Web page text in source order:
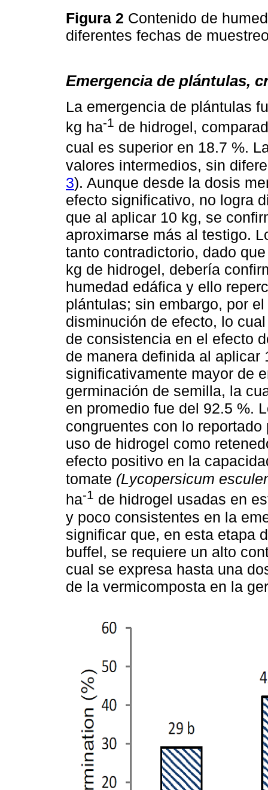
Figura 2 Contenido de
diferentes fechas de
Emergencia de plántulas,
La emergencia de plántulas
kg ha-1 de hidrogel,
cual es superior en 18.7 %.
valores intermedios, sin
3). Aunque desde la dosis
efecto significativo, no logra
que al aplicar 10 kg, se
aproximarse más al testigo.
tanto contradictorio, dado
kg de hidrogel, debería
humedad edáfica y ello
plántulas; sin embargo, por
disminución de efecto, lo
de consistencia en el efecto
de manera definida al aplicar
significativamente mayor de
germinación de semilla, la
en promedio fue del 92.5 %.
congruentes con lo
uso de hidrogel como
efecto positivo en la
tomate (Lycopersicum
ha-1 de hidrogel usadas en
y poco consistentes en la
significar que, en esta etapa
buffel, se requiere un alto
cual se expresa hasta una
de la vermicomposta en la